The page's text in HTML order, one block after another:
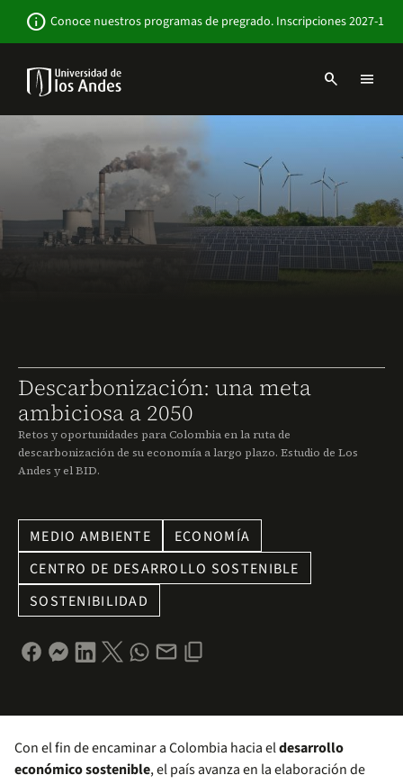
contenido
info Conoce nuestros programas de pregrado. Inscripciones 2027-1
Navbar
Sitio
Institucional
search menu
Descarbonización: una meta
ambiciosa a 2050
Retos y oportunidades para Colombia en la ruta de
descarbonización de su economía a largo plazo. Estudio de Los
Andes y el BID.
MEDIO AMBIENTE
ECONOMÍA
CENTRO DE DESARROLLO SOSTENIBLE
SOSTENIBILIDAD
Con el fin de encaminar a Colombia hacia eldesarrollo
económico sostenible, el país avanza en la elaboración de